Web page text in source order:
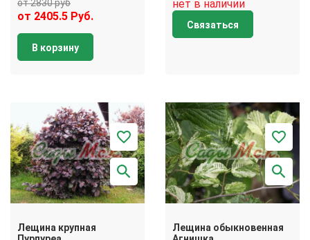
от 2830 руб
от 2405.5 Руб.
В корзину
нет в наличии
Связаться
Лещина крупная
Лещина обыкновенная